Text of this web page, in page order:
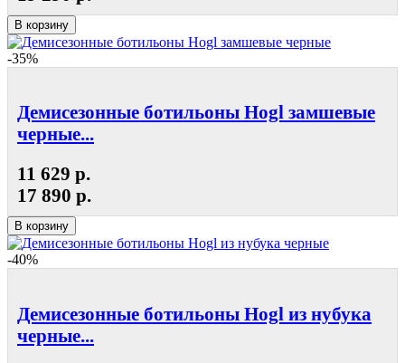
В корзину
-35%
Демисезонные ботильоны Hogl замшевые
черные...
11 629 р.
17 890 р.
В корзину
-40%
Демисезонные ботильоны Hogl из нубука
черные...